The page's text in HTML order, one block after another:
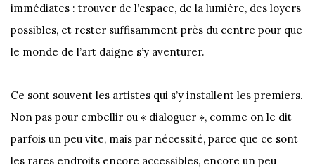
immédiates : trouver de l’espace, de la lumière, des loyers
possibles, et rester suffisamment près du centre pour que
le monde de l’art daigne s’y aventurer.
Ce sont souvent les artistes qui s’y installent les premiers.
Non pas pour embellir ou « dialoguer », comme on le dit
parfois un peu vite, mais par nécessité, parce que ce sont
les rares endroits encore accessibles, encore un peu